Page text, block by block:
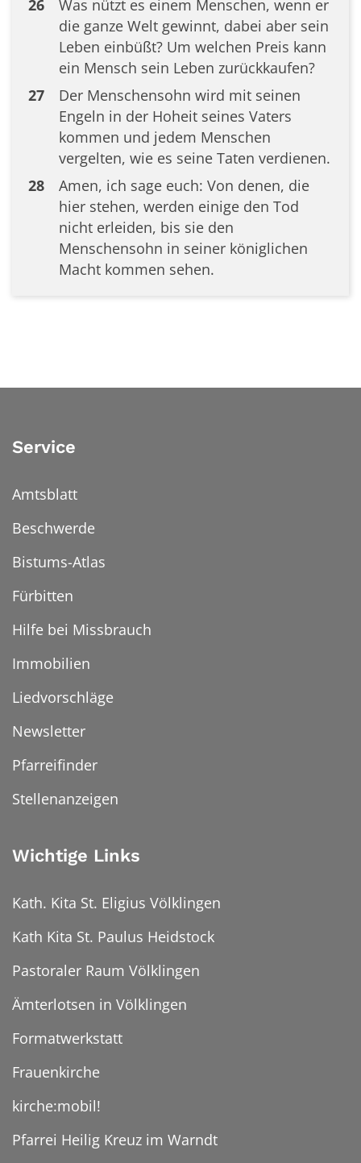
26
Was nützt es einem Menschen, wenn er
die ganze Welt gewinnt, dabei aber sein
Leben einbüßt? Um welchen Preis kann
ein Mensch sein Leben zurückkaufen?
27
Der Menschensohn wird mit seinen
Engeln in der Hoheit seines Vaters
kommen und jedem Menschen
vergelten, wie es seine Taten verdienen.
28
Amen, ich sage euch: Von denen, die
hier stehen, werden einige den Tod
nicht erleiden, bis sie den
Menschensohn in seiner königlichen
Macht kommen sehen.
Service
Amtsblatt
Beschwerde
Bistums-Atlas
Fürbitten
Hilfe bei Missbrauch
Immobilien
Liedvorschläge
Newsletter
Pfarreifinder
Stellenanzeigen
Wichtige Links
Kath. Kita St. Eligius Völklingen
Kath Kita St. Paulus Heidstock
Pastoraler Raum Völklingen
Ämterlotsen in Völklingen
Formatwerkstatt
Frauenkirche
kirche:mobil!
Pfarrei Heilig Kreuz im Warndt